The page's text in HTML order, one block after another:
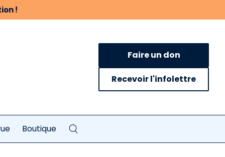
!
Faire un don
Recevoir l'infolettre
Boutique